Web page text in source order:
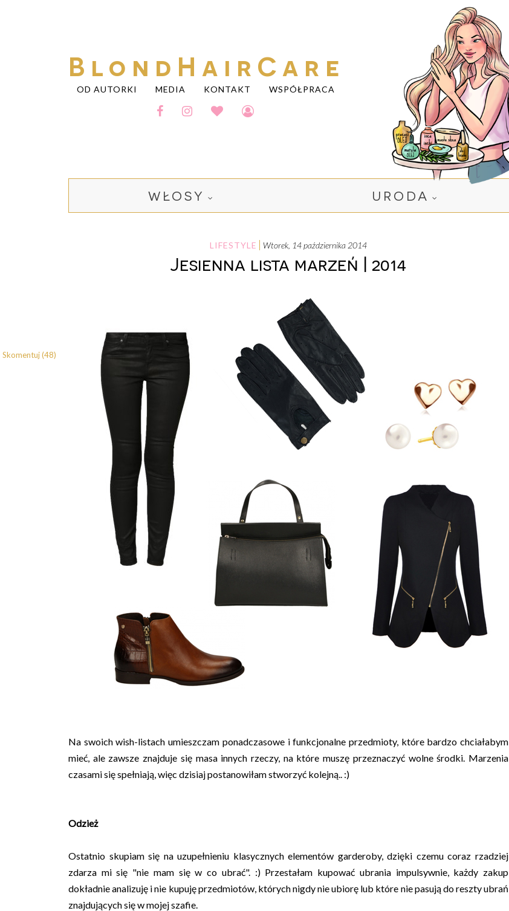
BlondHairCare
OD AUTORKI MEDIA KONTAKT WSPÓŁPRACA
WŁOSY URODA
LIFESTYLE wtorek, 14 października 2014
Jesienna lista marzeń | 2014
Na swoich wish-listach umieszczam ponadczasowe i funkcjonalne przedmioty, które bardzo chciałabym
mieć, ale zawsze znajduje się masa innych rzeczy, na które muszę przeznaczyć wolne środki. Marzenia
czasami się spełniają, więc dzisiaj postanowiłam stworzyć kolejną.. :)
Odzież
Ostatnio skupiam się na uzupełnieniu klasycznych elementów garderoby, dzięki czemu coraz rzadziej
zdarza mi się "nie mam się w co ubrać". :) Przestałam kupować ubrania impulsywnie, każdy zakup
dokładnie analizuję i nie kupuję przedmiotów, których nigdy nie ubiorę lub które nie pasują do reszty ubrań
znajdujących się w mojej szafie.
Skomentuj (48)